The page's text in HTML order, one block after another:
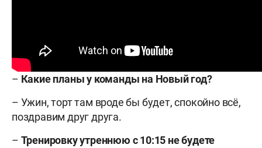
– Какие планы у команды на Новый год?
– Ужин, торт там вроде бы будет, спокойно всё,
поздравим друг друга.
– Тренировку утреннюю с 10:15 не будете